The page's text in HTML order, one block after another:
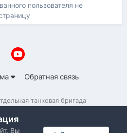
пользователя не
Обратная связь
танковая бригада
Вы